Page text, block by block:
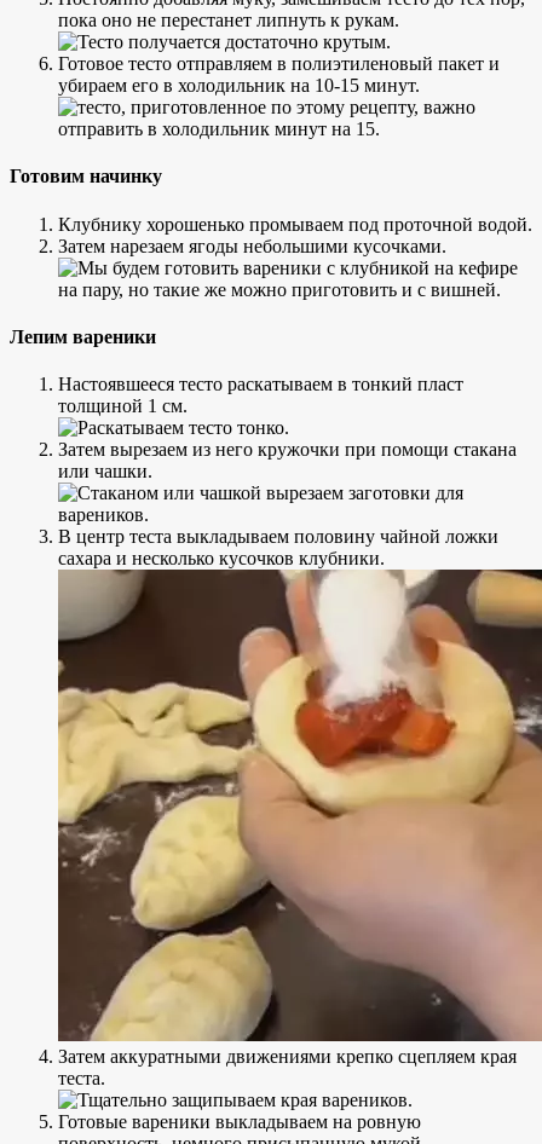
пока оно не перестанет липнуть к рукам.
Готовое тесто отправляем в полиэтиленовый пакет и
убираем его в холодильник на 10-15 минут.
Готовим начинку
Клубнику хорошенько промываем под проточной водой.
Затем нарезаем ягоды небольшими кусочками.
Лепим вареники
Настоявшееся тесто раскатываем в тонкий пласт
толщиной 1 см.
Затем вырезаем из него кружочки при помощи стакана
или чашки.
В центр теста выкладываем половину чайной ложки
сахара и несколько кусочков клубники.
Затем аккуратными движениями крепко сцепляем края
теста.
Готовые вареники выкладываем на ровную